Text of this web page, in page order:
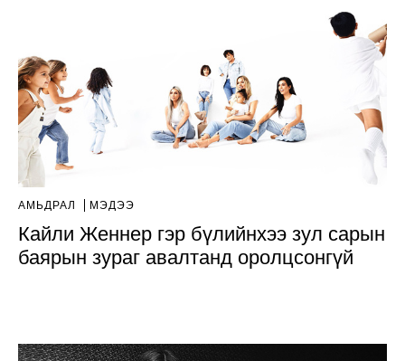
АМЬДРАЛ МЭДЭЭ
Кайли Женнер гэр бүлийнхээ зул сарын
баярын зураг авалтанд оролцсонгүй